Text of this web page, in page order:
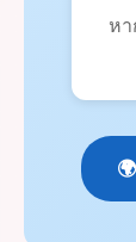
หา